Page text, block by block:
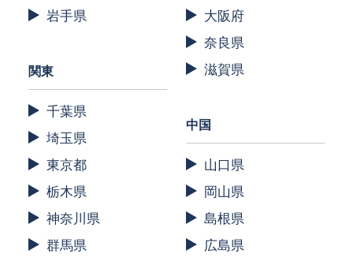
岩手県
関東
千葉県
埼玉県
東京都
栃木県
神奈川県
群馬県
大阪府
奈良県
滋賀県
中国
山口県
岡山県
島根県
広島県